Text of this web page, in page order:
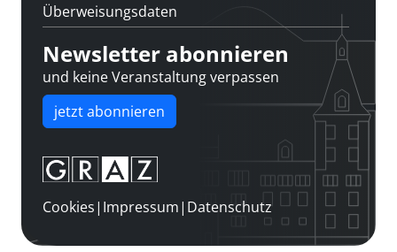
Überweisungsdaten
Newsletter abonnieren
und keine Veranstaltung verpassen
jetzt abonnieren
Cookies| Impressum| Datenschutz